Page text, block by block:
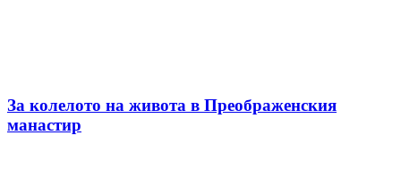
За колелото на живота в Преображенския
манастир